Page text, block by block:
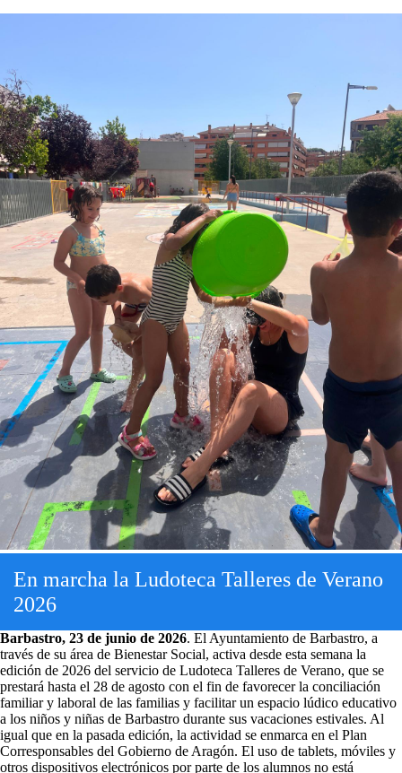
En marcha la Ludoteca Talleres de Verano
2026
Barbastro, 23 de junio de 2026. El Ayuntamiento de Barbastro, a
través de su área de Bienestar Social, activa desde esta semana la
edición de 2026 del servicio de Ludoteca Talleres de Verano, que se
prestará hasta el 28 de agosto con el fin de favorecer la conciliación
familiar y laboral de las familias y facilitar un espacio lúdico educativo
a los niños y niñas de Barbastro durante sus vacaciones estivales. Al
igual que en la pasada edición, la actividad se enmarca en el Plan
Corresponsables del Gobierno de Aragón. El uso de tablets, móviles y
otros dispositivos electrónicos por parte de los alumnos no está